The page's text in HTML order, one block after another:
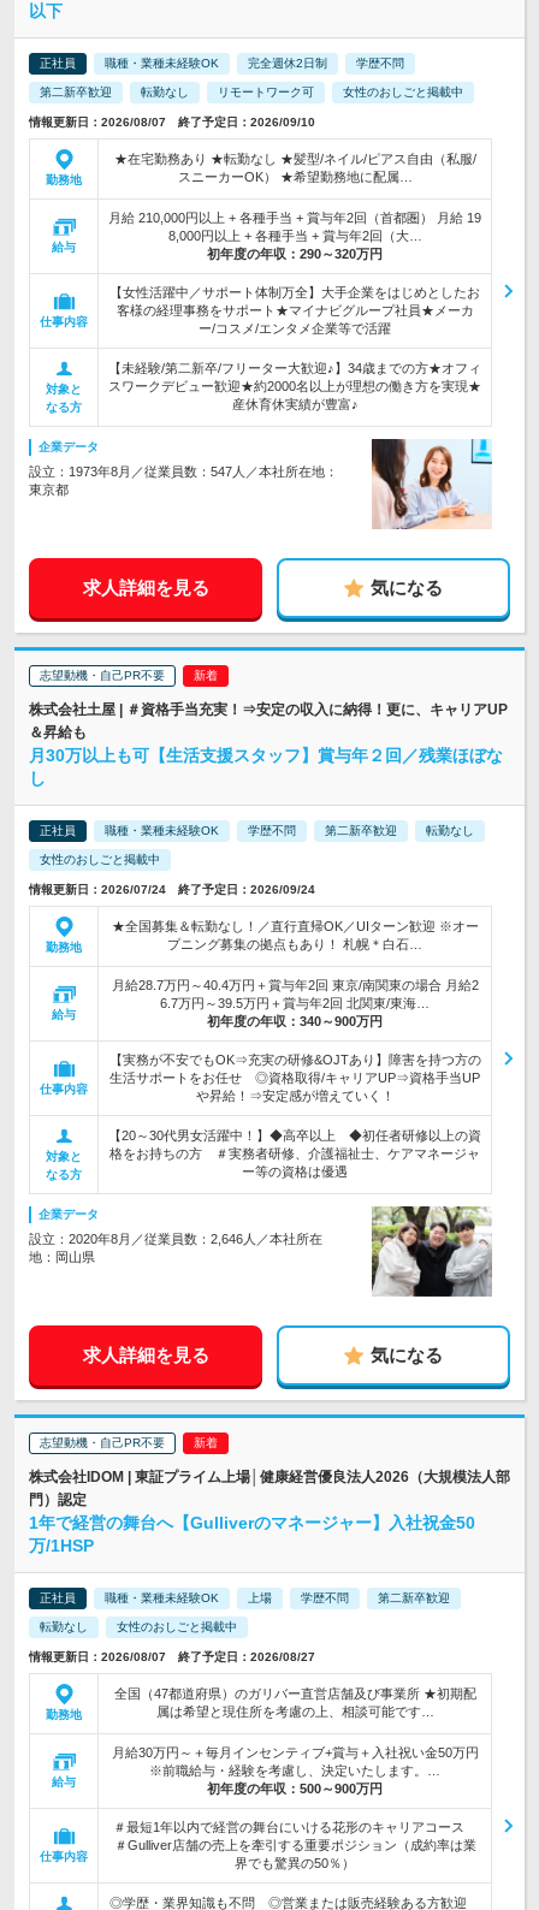
以下
正社員 職種・業種未経験OK 完全週休2日制 学歴不問
第二新卒歓迎 転勤なし リモートワーク可 女性のおしごと掲載中
情報更新日：2026/08/07 終了予定日：2026/09/10
勤務地
★在宅勤務あり ★転勤なし ★髪型/ネイル/ピアス自由（私服/
スニーカーOK） ★希望勤務地に配属…
給与
月給 210,000円以上 + 各種手当 + 賞与年2回（首都圏） 月給 19
8,000円以上 + 各種手当 + 賞与年2回（大…
初年度の年収： 290～320万円
仕事内容
【女性活躍中／サポート体制万全】大手企業をはじめとしたお
客様の経理事務をサポート★マイナビグループ社員★メーカ
ー/コスメ/エンタメ企業等で活躍
対象と
なる方
【未経験/第二新卒/フリーター大歓迎♪】34歳までの方★オフィ
スワークデビュー歓迎★約2000名以上が理想の働き方を実現★
産休育休実績が豊富♪
企業データ
設立：1973年8月／従業員数：547人／本社所在地：
東京都
求人詳細を見る 気になる
志望動機・自己PR不要
株式会社土屋 | ＃資格手当充実！⇒安定の収入に納得！更に、キャリアUP
＆昇給も
月30万以上も可【生活支援スタッフ】賞与年２回／残業ほぼな
し
正社員 職種・業種未経験OK 学歴不問 第二新卒歓迎 転勤なし
女性のおしごと掲載中
情報更新日：2026/07/24 終了予定日：2026/09/24
勤務地
★全国募集＆転勤なし！／直行直帰OK／UIターン歓迎 ※オー
プニング募集の拠点もあり！ 札幌＊白石…
給与
月給28.7万円～40.4万円＋賞与年2回 東京/南関東の場合 月給2
6.7万円～39.5万円＋賞与年2回 北関東/東海…
初年度の年収： 340～900万円
仕事内容
【実務が不安でもOK⇒充実の研修&OJTあり】障害を持つ方の
生活サポートをお任せ ◎資格取得/キャリアUP⇒資格手当UP
や昇給！⇒安定感が増えていく！
対象と
なる方
【20～30代男女活躍中！】◆高卒以上 ◆初任者研修以上の資
格をお持ちの方 ＃実務者研修、介護福祉士、ケアマネージャ
ー等の資格は優遇
企業データ
設立：2020年8月／従業員数：2,646人／本社所在
地：岡山県
求人詳細を見る 気になる
志望動機・自己PR不要
株式会社IDOM | 東証プライム上場│健康経営優良法人2026（大規模法人部
門）認定
1年で経営の舞台へ【Gulliverのマネージャー】入社祝金50
万/1HSP
正社員 職種・業種未経験OK 上場 学歴不問 第二新卒歓迎
転勤なし 女性のおしごと掲載中
情報更新日：2026/08/07 終了予定日：2026/08/27
勤務地
全国（47都道府県）のガリバー直営店舗及び事業所 ★初期配
属は希望と現住所を考慮の上、相談可能です…
給与
月給30万円～＋毎月インセンティブ+賞与＋入社祝い金50万円
※前職給与・経験を考慮し、決定いたします。…
初年度の年収： 500～900万円
仕事内容
＃最短1年以内で経営の舞台にいける花形のキャリアコース
＃Gulliver店舗の売上を牽引する重要ポジション（成約率は業
界でも驚異の50％）
◎学歴・業界知識も不問 ◎営業または販売経験ある方歓迎